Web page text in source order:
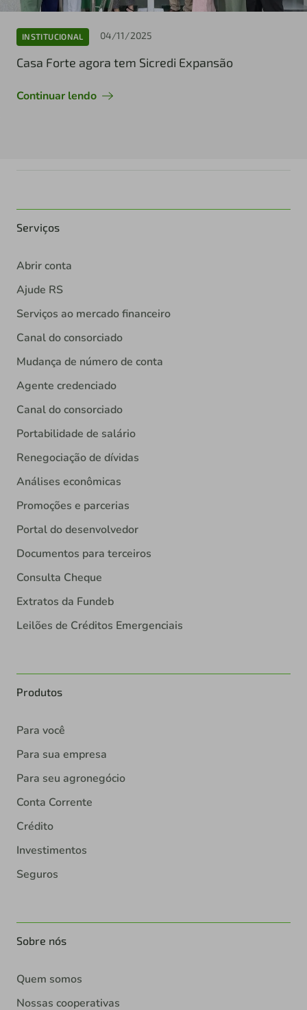
INSTITUCIONAL 04/11/2025
Casa Forte agora tem Sicredi Expansão
Continuar lendo
Serviços
Abrir conta
Ajude RS
Serviços ao mercado financeiro
Canal do consorciado
Mudança de número de conta
Agente credenciado
Canal do consorciado
Portabilidade de salário
Renegociação de dívidas
Análises econômicas
Promoções e parcerias
Portal do desenvolvedor
Documentos para terceiros
Consulta Cheque
Extratos da Fundeb
Leilões de Créditos Emergenciais
Produtos
Para você
Para sua empresa
Para seu agronegócio
Conta Corrente
Crédito
Investimentos
Seguros
Sobre nós
Quem somos
Nossas cooperativas